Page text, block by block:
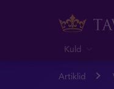
Kuld
Artiklid